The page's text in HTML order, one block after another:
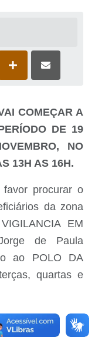
COMEÇAR A
DE 19
NO
13H AS 16H.
procurar o
da zona
EM
de Paula
ao POLO DA
quartas e